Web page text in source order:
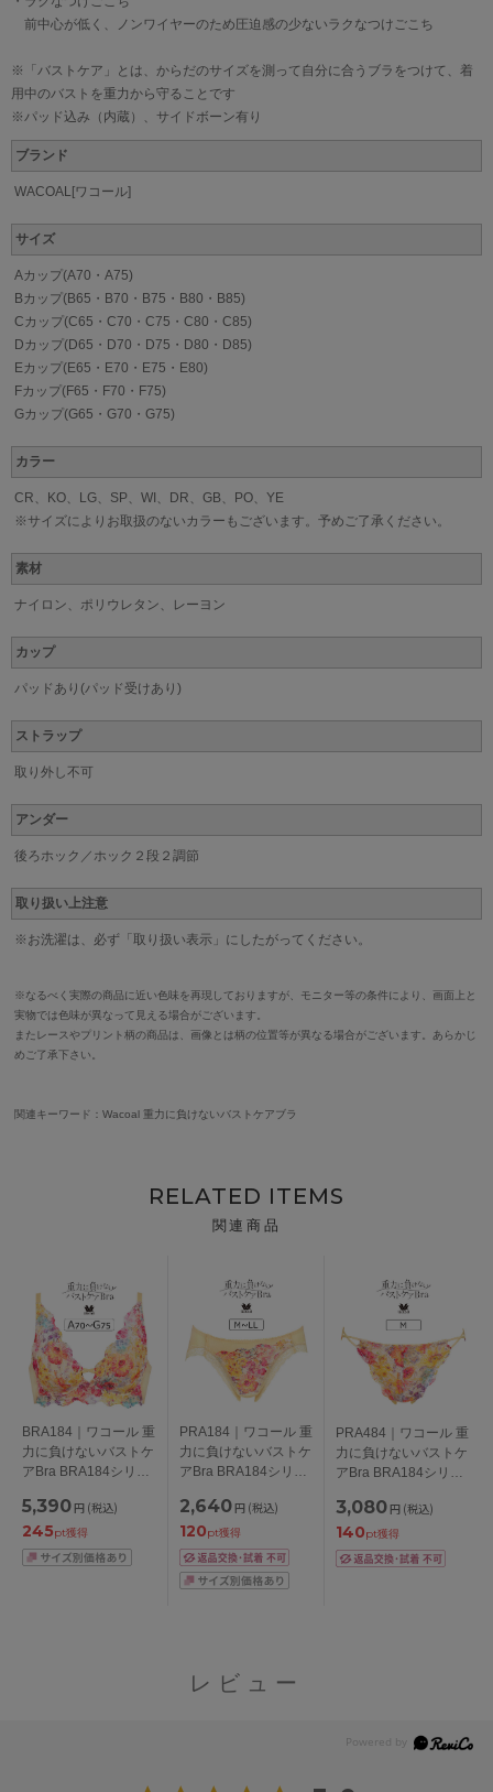
前中心が低く、ノンワイヤーのため圧迫感の少ないラクなつけごこち
※「バストケア」とは、からだのサイズを測って自分に合うブラをつけて、着
用中のバストを重力から守ることです
※パッド込み（内蔵）、サイドボーン有り
ブランド
WACOAL[ワコール]
サイズ
Aカップ(A70・A75)
Bカップ(B65・B70・B75・B80・B85)
Cカップ(C65・C70・C75・C80・C85)
Dカップ(D65・D70・D75・D80・D85)
Eカップ(E65・E70・E75・E80)
Fカップ(F65・F70・F75)
Gカップ(G65・G70・G75)
カラー
CR、KO、LG、SP、WI、DR、GB、PO、YE
※サイズによりお取扱のないカラーもございます。予めご了承ください。
素材
ナイロン、ポリウレタン、レーヨン
カップ
パッドあり(パッド受けあり)
ストラップ
取り外し不可
アンダー
後ろホック／ホック２段２調節
取り扱い上注意
※お洗濯は、必ず「取り扱い表示」にしたがってください。
※なるべく実際の商品に近い色味を再現しておりますが、モニター等の条件により、画面上と
実物では色味が異なって見える場合がございます。
またレースやプリント柄の商品は、画像とは柄の位置等が異なる場合がございます。あらかじ
めご了承下さい。
関連キーワード：Wacoal 重力に負けないバストケアブラ
RELATED ITEMS
関連商品
BRA184｜ワコール 重
力に負けないバストケ
アBra BRA184シリー
ABCDEFGカップ アン
ダー
65/70/75/80/85cm
5,390 円 (税込)
245pt獲得
PRA184｜ワコール 重
力に負けないバストケ
アBra BRA184シリー
ーツ M/L/LL
2,640 円 (税込)
120pt獲得
PRA484｜ワコール 重
力に負けないバストケ
アBra BRA184シリー
M
3,080 円 (税込)
140pt獲得
レビュー